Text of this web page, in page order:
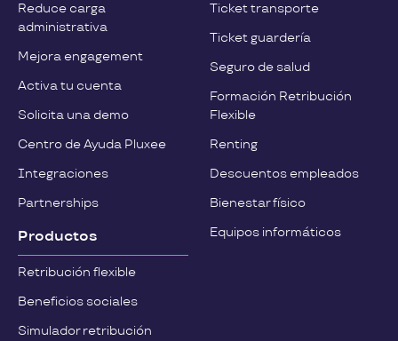
Reduce carga
administrativa
Mejora engagement
Activa tu cuenta
Solicita una demo
Centro de Ayuda Pluxee
Integraciones
Partnerships
Productos
Retribución flexible
Beneficios sociales
Simulador retribución
Ticket transporte
Ticket guardería
Seguro de salud
Formación Retribución
Flexible
Renting
Descuentos empleados
Bienestar físico
Equipos informáticos